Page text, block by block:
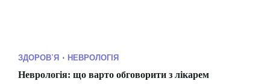
ЗДОРОВʼЯ НЕВРОЛОГІЯ
Неврологія: що варто обговорити з лікарем